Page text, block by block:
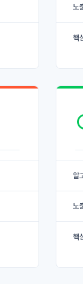
노
핵
알
노
핵